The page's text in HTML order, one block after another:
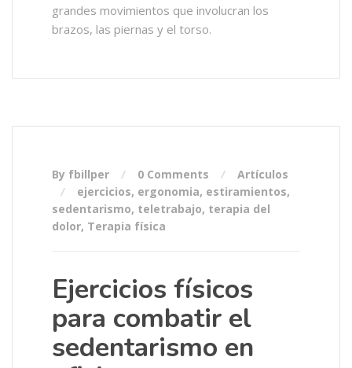
grandes movimientos que involucran los
brazos, las piernas y el torso.
By fbillper 0 Comments
Artículos
ejercicios, ergonomia, estiramientos,
sedentarismo, teletrabajo, terapia del
dolor, Terapia física
Ejercicios físicos
para combatir el
sedentarismo en